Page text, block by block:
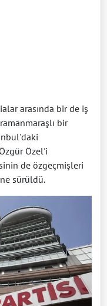
arasında bir de iş
bir
Özel'i
de özgeçmişleri
sürüldü.